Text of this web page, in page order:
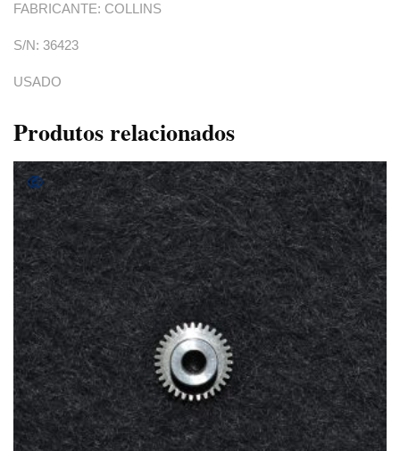
FABRICANTE: COLLINS
S/N: 36423
USADO
Produtos relacionados